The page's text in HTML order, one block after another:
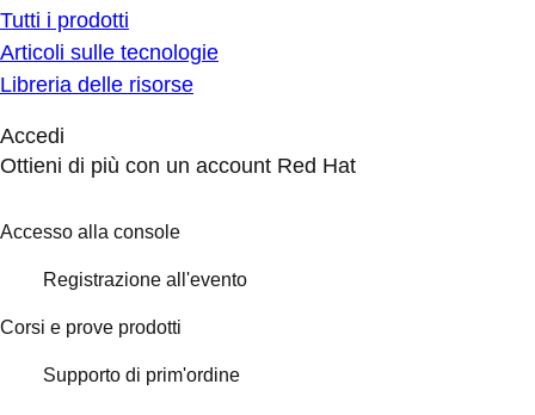
Tutti i prodotti
Articoli sulle tecnologie
Libreria delle risorse
Accedi
Ottieni di più con un account Red Hat
Accesso alla console
Registrazione all'evento
Corsi e prove prodotti
Supporto di prim'ordine